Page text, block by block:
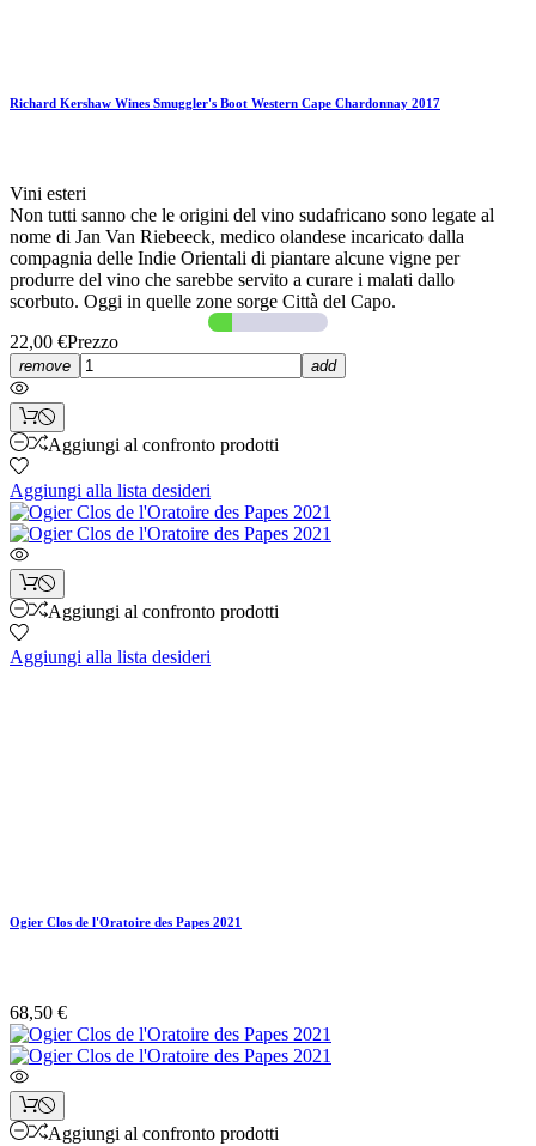
Richard Kershaw Wines Smuggler's Boot Western Cape Chardonnay 2017
Vini esteri
Non tutti sanno che le origini del vino sudafricano sono legate al
nome di Jan Van Riebeeck, medico olandese incaricato dalla
compagnia delle Indie Orientali di piantare alcune vigne per
produrre del vino che sarebbe servito a curare i malati dallo
scorbuto. Oggi in quelle zone sorge Città del Capo.
22,00 €Prezzo
remove add
Aggiungi al confronto prodotti
Aggiungi alla lista desideri
Aggiungi al confronto prodotti
Aggiungi alla lista desideri
Ogier Clos de l'Oratoire des Papes 2021
68,50 €
Aggiungi al confronto prodotti